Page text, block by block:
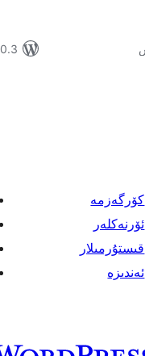
7.0.3 دا
كۆرگەزمە
ئۆرنەكلەر
قىستۇرمىلار
ئەندىزە